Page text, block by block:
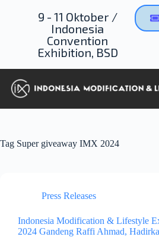
9 - 11 Oktober /
Indonesia
Convention
Exhibition, BSD
Tag Super giveaway IMX 2024
Press Releases
Indonesia Modification & Lifestyle
2024 Gandeng Raffi Ahmad,